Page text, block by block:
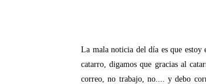
La mala noticia del día es que
catarro, digamos que gracias al
correo, no trabajo, no.... y debo